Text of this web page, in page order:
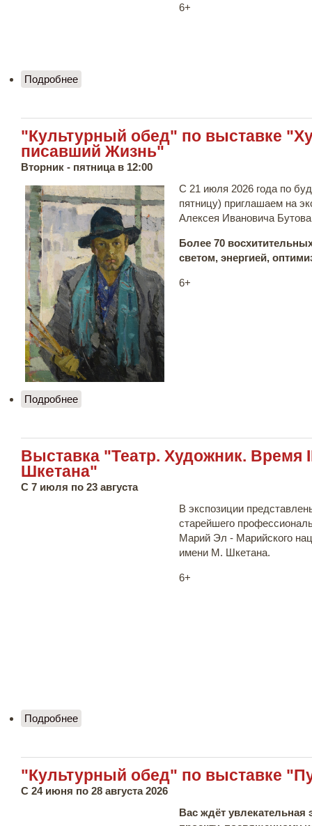
6+
Подробнее
"Культурный обед" по выставке
писавший Жизнь"
Вторник - пятница в 12:00
С 21 июля 2026 года по
пятницу) приглашаем на
Алексея Ивановича
Более 70
светом, энергией,
6+
Подробнее
Выставка "Театр. Художник. Время
Шкетана"
С 7 июля по 23 августа
В экспозиции
старейшего
Марий Эл - Марийского
имени М. Шкетана.
6+
Подробнее
"Культурный обед" по выставке
С 24 июня по 28 августа 2026
Вас ждёт увлекательная